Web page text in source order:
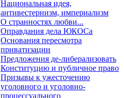
Национальная идея,
антивестернизм, империализм
О странностях любви...
Оправдания дела ЮКОСа
Основания пересмотра
приватизации
Предложения де-либерализовать
Конституцию и публичное право
Призывы к ужесточению
уголовного и уголовно-
процессуального